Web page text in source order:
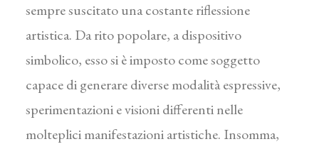
sempre suscitato una costante riflessione
artistica. Da rito popolare, a dispositivo
simbolico, esso si è imposto come soggetto
capace di generare diverse modalità espressive,
sperimentazioni e visioni differenti nelle
molteplici manifestazioni artistiche. Insomma,